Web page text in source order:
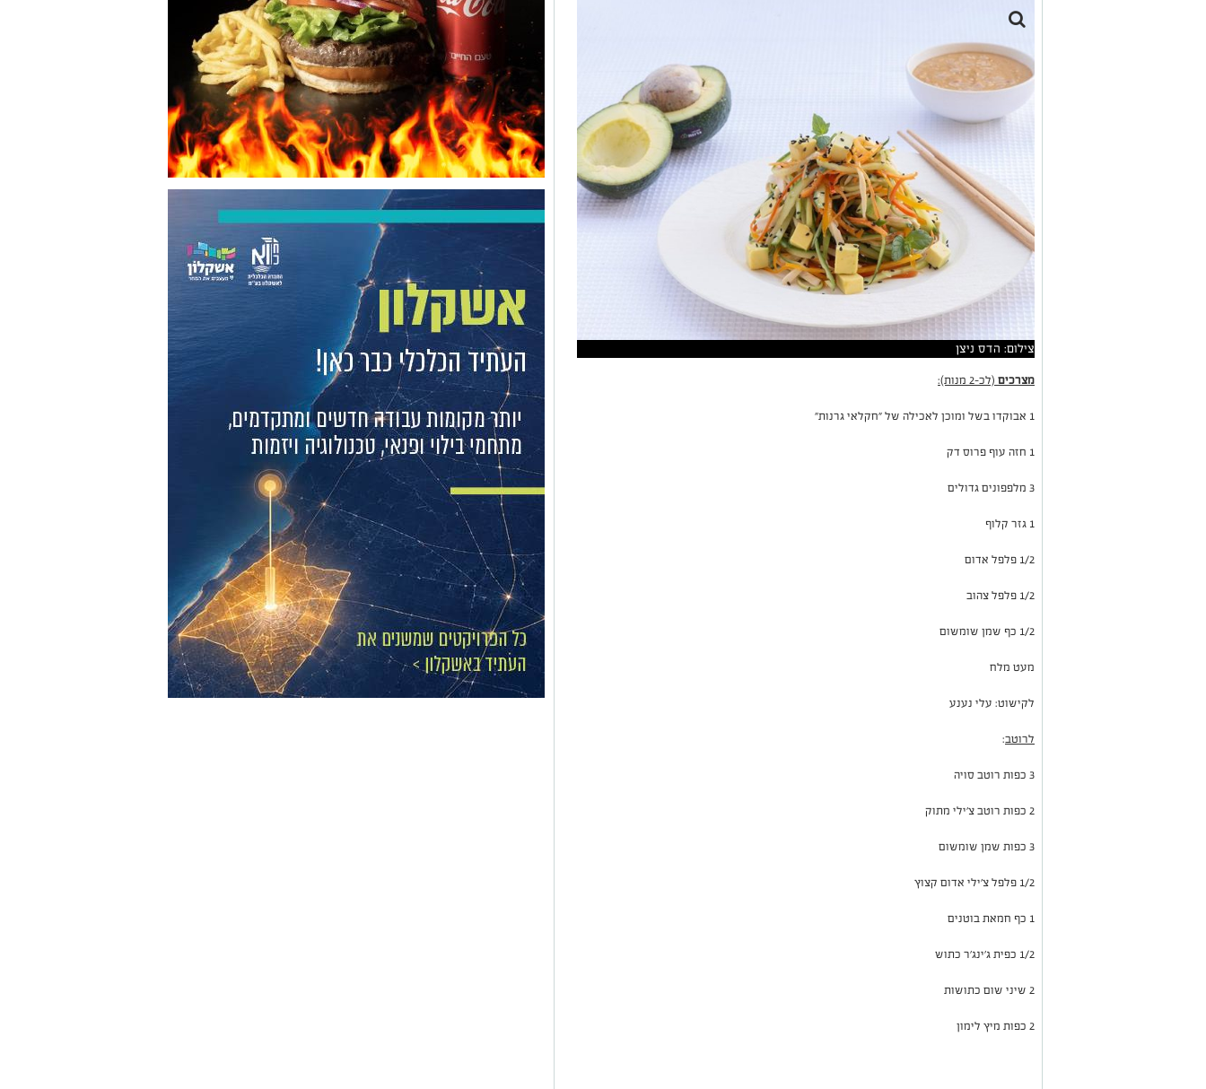
צילום: הדס ניצן
מצרכים (לכ-2 מנות):
1 אבוקדו בשל ומוכן לאכילה של "חקלאי גרנות"
1 חזה עוף פרוס דק
3 מלפפונים גדולים
1 גזר קלוף
1/2 פלפל אדום
1/2 פלפל צהוב
1/2 כף שמן שומשום
מעט מלח
לקישוט: עלי נענע
לרוטב:
3 כפות רוטב סויה
2 כפות רוטב צ'ילי מתוק
3 כפות שמן שומשום
1/2 פלפל צ'ילי אדום קצוץ
1 כף חמאת בוטנים
1/2 כפית ג'ינג'ר כתוש
2 שיני שום כתושות
2 כפות מיץ לימון